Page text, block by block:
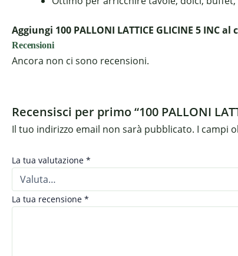
Aggiungi 100 PALLONI LATTICE GLICINE 5 INC
Recensioni
Ancora non ci sono recensioni.
Recensisci per primo “100 PALLONI
Il tuo indirizzo email non sarà pubblicato. I campi
La tua valutazione *
La tua recensione *